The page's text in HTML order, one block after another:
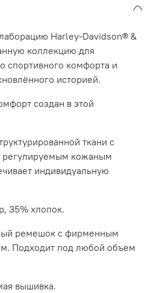
Harley-Davidson® &
коллекцию для
спортивного комфорта и
историей.
создан в этой
ткани с
регулируемым кожаным
индивидуальную
35% хлопок.
ремешок с фирменным
Подходит под любой объем
вышивка.